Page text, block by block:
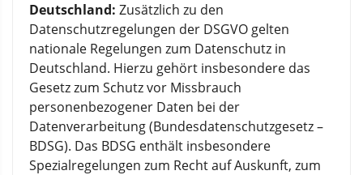
Deutschland: Zusätzlich zu den
Datenschutzregelungen der DSGVO gelten
nationale Regelungen zum Datenschutz in
Deutschland. Hierzu gehört insbesondere das
Gesetz zum Schutz vor Missbrauch
personenbezogener Daten bei der
Datenverarbeitung (Bundesdatenschutzgesetz –
BDSG). Das BDSG enthält insbesondere
Spezialregelungen zum Recht auf Auskunft, zum